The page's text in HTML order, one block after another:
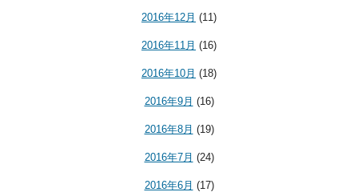
2016年12月 (11)
2016年11月 (16)
2016年10月 (18)
2016年9月 (16)
2016年8月 (19)
2016年7月 (24)
2016年6月 (17)